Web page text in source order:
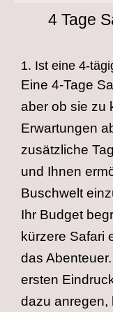
4 Tage
1. Ist eine 4-
Eine 4-Tage
aber ob sie zu
Erwartungen
zusätzliche
und Ihnen
Buschwelt
Ihr Budget
kürzere Safari
das
ersten
dazu anregen,